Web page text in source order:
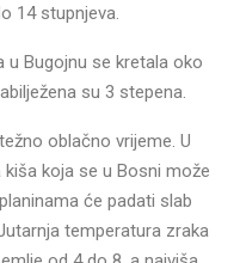
14 stupnjeva.
Bugojnu se kretala oko
su 3 stepena.
oblačno vrijeme. U
koja se u Bosni može
će padati slab
temperatura zraka